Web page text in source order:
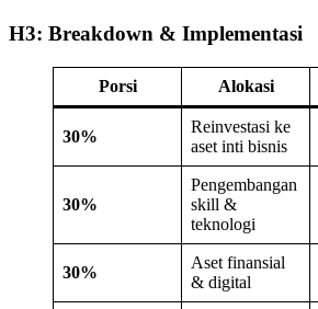
H3: Breakdown & Implementasi
Porsi Alokasi
30%
Reinvestasi ke
aset inti bisnis
30%
Pengembangan
skill &
teknologi
30%
Aset finansial
& digital